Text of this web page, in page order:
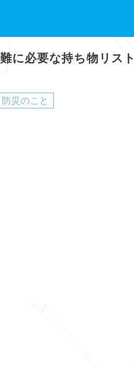
に必要な持ち物リス
防災のこと